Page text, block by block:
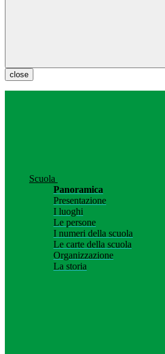
close
Scuola
Panoramica
Presentazione
I luoghi
Le persone
I numeri della scuola
Le carte della scuola
Organizzazione
La storia